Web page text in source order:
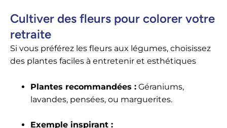
Cultiver des fleurs pour colorer votre
retraite
Si vous préférez les fleurs aux légumes, choisissez
des plantes faciles à entretenir et esthétiques
Plantes recommandées : Géraniums,
lavandes, pensées, ou marguerites.
Exemple inspirant :